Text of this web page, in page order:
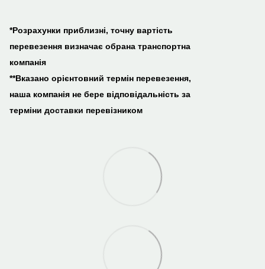
*Розрахунки приблизні, точну вартість
перевезення визначає обрана транспортна
компанія
**Вказано орієнтовний термін перевезення,
наша компанія не бере відповідальність за
терміни доставки перевізником